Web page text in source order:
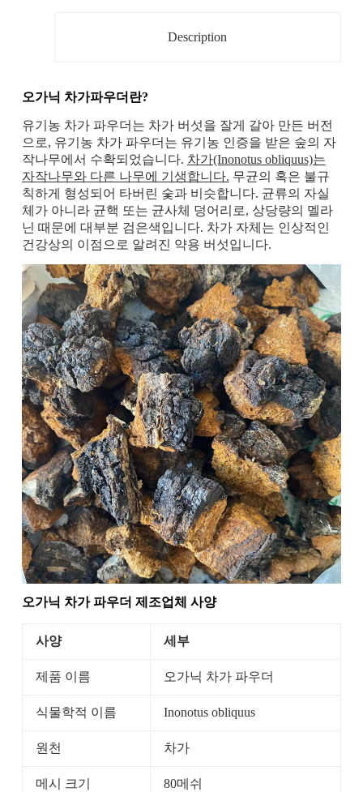
Description
오가닉 차가파우더란?
유기농 차가 파우더는 차가 버섯을 잘게 갈아 만든 버전
으로, 유기농 차가 파우더는 유기농 인증을 받은 숲의 자
작나무에서 수확되었습니다. 차가(Inonotus obliquus)는
자작나무와 다른 나무에 기생합니다. 무균의 혹은 불규
칙하게 형성되어 타버린 숯과 비슷합니다. 균류의 자실
체가 아니라 균핵 또는 균사체 덩어리로, 상당량의 멜라
닌 때문에 대부분 검은색입니다. 차가 자체는 인상적인
건강상의 이점으로 알려진 약용 버섯입니다.
오가닉 차가 파우더 제조업체 사양
사양 세부
제품 이름 오가닉 차가 파우더
식물학적 이름 Inonotus obliquus
원천 차가
메시 크기 80메쉬